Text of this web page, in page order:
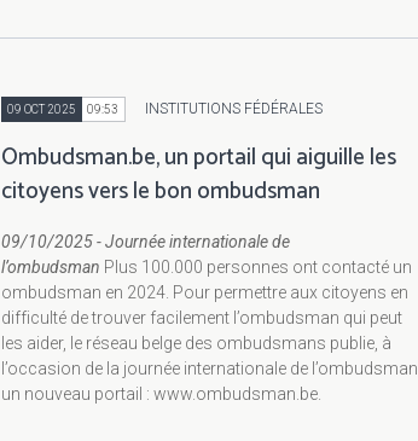
09 OCT 2025 09:53 INSTITUTIONS FÉDÉRALES
Ombudsman.be, un portail qui aiguille les
citoyens vers le bon ombudsman
09/10/2025 - Journée internationale de
l’ombudsman Plus 100.000 personnes ont contacté un
ombudsman en 2024. Pour permettre aux citoyens en
difficulté de trouver facilement l’ombudsman qui peut
les aider, le réseau belge des ombudsmans publie, à
l’occasion de la journée internationale de l’ombudsman,
un nouveau portail : www.ombudsman.be.